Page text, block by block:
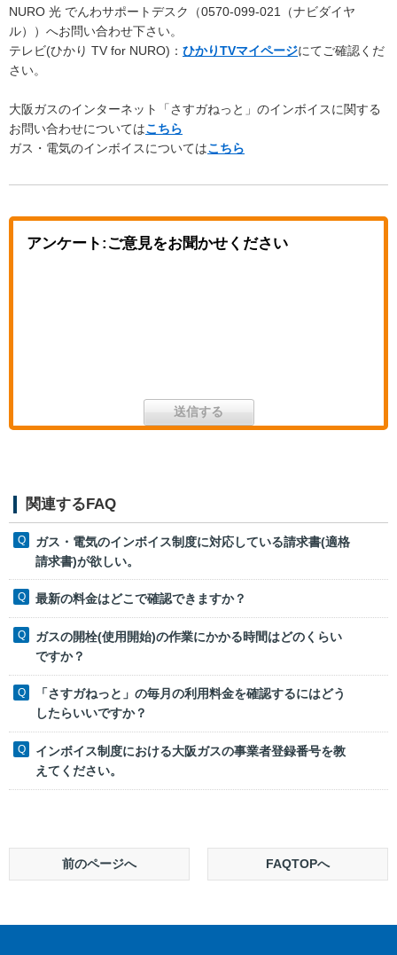
NURO 光 でんわサポートデスク（0570-099-021（ナビダイヤ
ル））へお問い合わせ下さい。
テレビ(ひかり TV for NURO)： ひかりTVマイページにてご確認くだ
さい。
大阪ガスのインターネット「さすガねっと」のインボイスに関する
お問い合わせについてはこちら
ガス・電気のインボイスについてはこちら
アンケート:ご意見をお聞かせください
関連するFAQ
ガス・電気のインボイス制度に対応している請求書(適格
請求書)が欲しい。
最新の料金はどこで確認できますか？
ガスの開栓(使用開始)の作業にかかる時間はどのくらい
ですか？
「さすガねっと」の毎月の利用料金を確認するにはどう
したらいいですか？
インボイス制度における大阪ガスの事業者登録番号を教
えてください。
前のページへ FAQTOPへ